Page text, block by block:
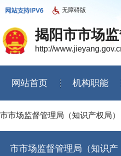
无障碍版
揭阳市市场
http://
网站首页 机构职能
市市场监督管理局（知识产权局）
市市场监督管理局（知识产